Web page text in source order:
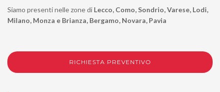
Siamo presenti nelle zone di Lecco, Como, Sondrio, Varese, Lodi,
Milano, Monza e Brianza, Bergamo, Novara, Pavia
RICHIESTA PREVENTIVO